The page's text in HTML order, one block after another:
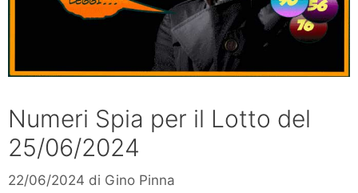
Numeri Spia per il Lotto del
25/06/2024
22/06/2024 di Gino Pinna